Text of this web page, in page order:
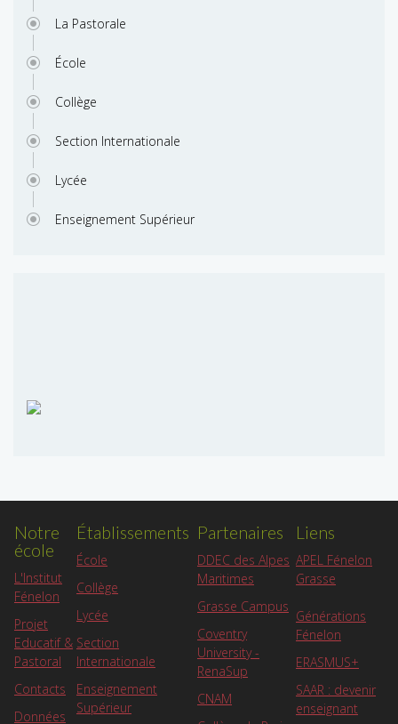
La Pastorale
École
Collège
Section Internationale
Lycée
Enseignement Supérieur
Notre
école
L'Institut
Fénelon
Projet
Educatif &
Pastoral
Contacts
Données
Établissements
École
Collège
Lycée
Section
Internationale
Enseignement
Supérieur
Partenaires
DDEC des Alpes
Maritimes
Grasse Campus
Coventry
University -
RenaSup
CNAM
Liens
APEL Fénelon
Grasse
Générations
Fénelon
ERASMUS+
SAAR : devenir
enseignant